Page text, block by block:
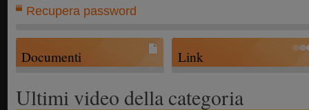
Recupera password
Documenti Link
Ultimi video della categoria